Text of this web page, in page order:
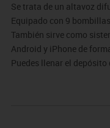
Se trata de un altavoz
Equipado con 9
También sirve como
Android y iPhone de
Puedes llenar el